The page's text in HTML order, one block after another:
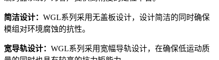
简洁设计： WGL系列采用无盖板设计，设计简洁的同时确保
模组对环境腐蚀的抗性。
宽导轨设计： WGL系列采用宽幅导轨设计，在确保低运动质